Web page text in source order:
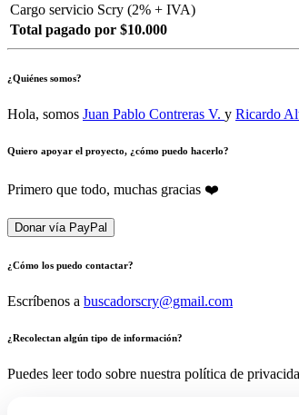
Cargo servicio Scry (2% + IVA)
Total pagado por $10.000
¿Quiénes somos?
Hola, somos Juan Pablo Contreras V. y Ricardo
Quiero apoyar el proyecto, ¿cómo puedo hacerlo?
Primero que todo, muchas gracias ❤️
Donar vía PayPal
¿Cómo los puedo contactar?
Escríbenos a buscadorscry@gmail.com
¿Recolectan algún tipo de información?
Puedes leer todo sobre nuestra política de